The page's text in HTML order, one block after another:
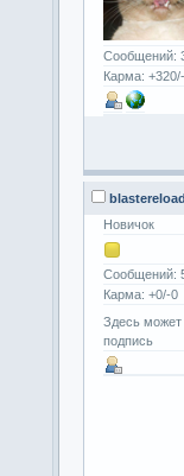
Сообщений:
Карма:
blastereload
Новичок
Сообщений:
Карма: +0/-0
Здесь
подпись